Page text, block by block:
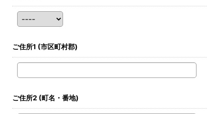
ご住所1 (市区町村郡)
ご住所2 (町名・番地)